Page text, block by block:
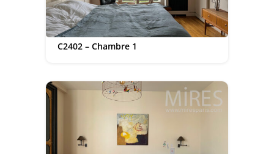
C2402 – Chambre 1